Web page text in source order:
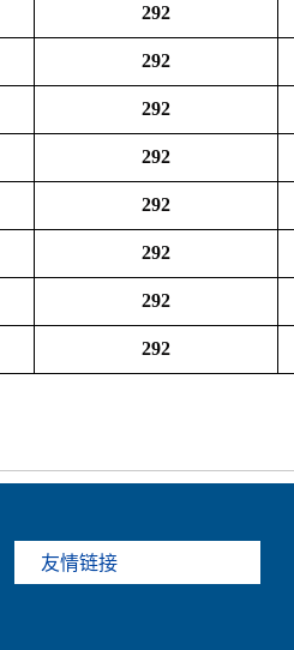
292
292
292
292
292
292
292
292
友情链接